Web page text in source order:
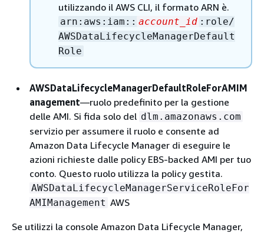
utilizzando il AWS CLI, il formato ARN è.
arn:aws:iam:: account_id :role/
AWSDataLifecycleManagerDefault
Role
AWSDataLifecycleManagerDefaultRoleForAMIM
anagement—ruolo predefinito per la gestione
delle AMI. Si fida solo del dlm.amazonaws.com
servizio per assumere il ruolo e consente ad
Amazon Data Lifecycle Manager di eseguire le
azioni richieste dalle policy EBS-backed AMI per tuo
conto. Questo ruolo utilizza la policy gestita.
AWSDataLifecycleManagerServiceRoleFor
AMIManagement AWS
Se utilizzi la console Amazon Data Lifecycle Manager,